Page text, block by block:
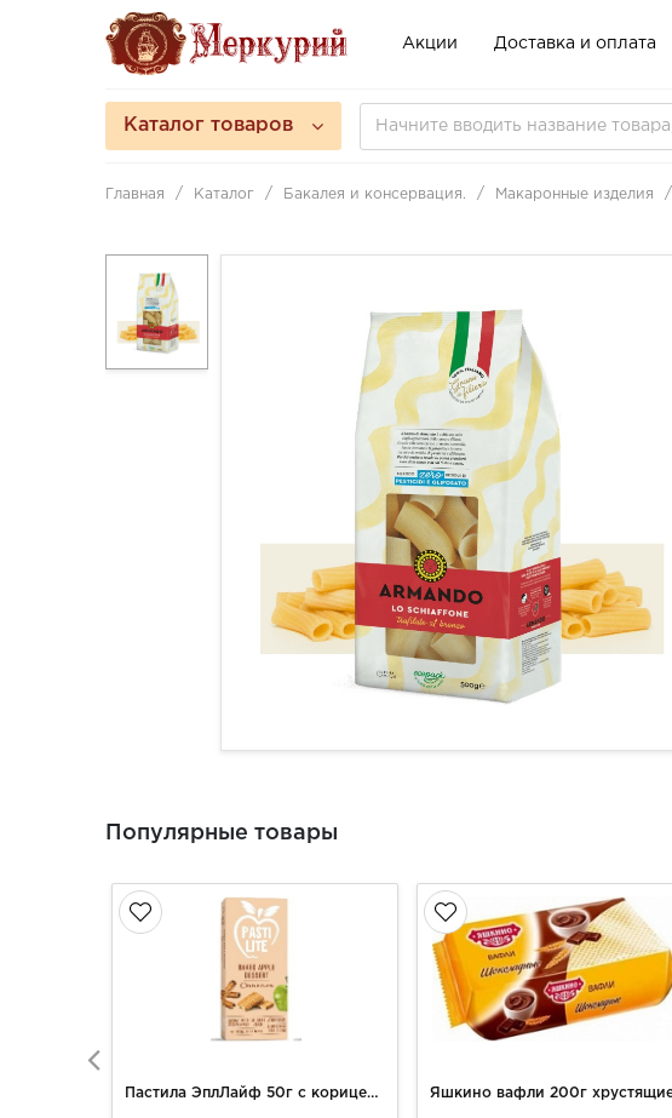
Акции Доставка и оплата
Каталог товаров
Главная Каталог Бакалея и консервация. Макаронные изделия
Популярные товары
Пастила ЭплЛайф 50г с корицей б/сахара